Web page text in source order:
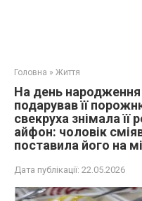
Головна » Життя
На день
подарував її
свекруха знімала її
айфон: чоловік
поставила його на
Дата публікації: 22.05.2026